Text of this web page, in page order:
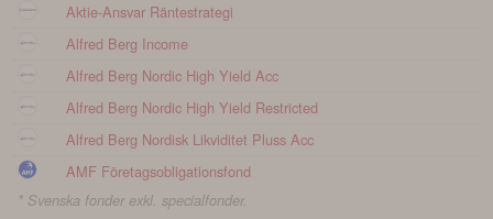
Aktie-Ansvar Räntestrategi
Alfred Berg Income
Alfred Berg Nordic High Yield Acc
Alfred Berg Nordic High Yield Restricted
Alfred Berg Nordisk Likviditet Pluss Acc
AMF Företagsobligationsfond
* Svenska fonder exkl. specialfonder.